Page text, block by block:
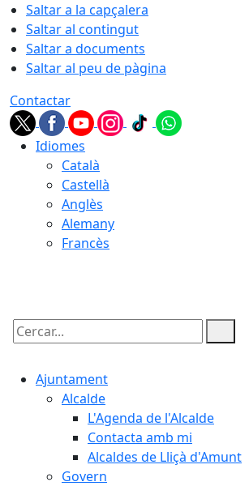
Saltar a la capçalera
Saltar al contingut
Saltar a documents
Saltar al peu de pàgina
Contactar
Idiomes
Català
Castellà
Anglès
Alemany
Francès
Cercar:
Ajuntament
Alcalde
L'Agenda de l'Alcalde
Contacta amb mi
Alcaldes de Lliçà d'Amunt
Govern